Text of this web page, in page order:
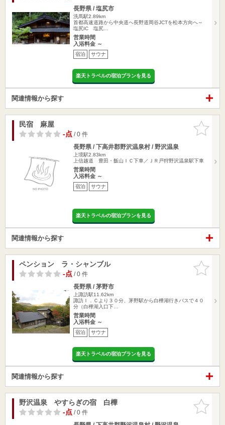
長野県 / 塩尻市
洗馬駅2.89km
首都高速道路から中央道へ長野道岡谷JCTを松本方向へ～
塩尻IC 塩尻…
営業時間
入浴料金 ～
宿泊 サウナ
楽天トラベルの宿泊プランを見る
関連情報から探す
お気に入
りに追加
民宿 麻屋
-点/ 0 件
長野県 / 下高井郡野沢温泉村 / 野沢温泉
上境駅2.83km
上信越道 豊田・飯山ＩＣ下車／ＪＲ戸狩野沢温泉駅下車
営業時間
入浴料金 ～
宿泊 サウナ
楽天トラベルの宿泊プランを見る
関連情報から探す
お気に入
りに追加
ペンション ラ・シャンブル
-点/ 0 件
長野県 / 茅野市
上諏訪駅11.62km
諏訪Ｉ．Ｃより３０分、茅野駅から白樺湖行きバスで４０
分（白樺湖入口下…
営業時間
入浴料金 ～
宿泊 サウナ
楽天トラベルの宿泊プランを見る
関連情報から探す
お気に入
りに追加
野沢温泉 やすらぎの宿 白樺
-点/ 0 件